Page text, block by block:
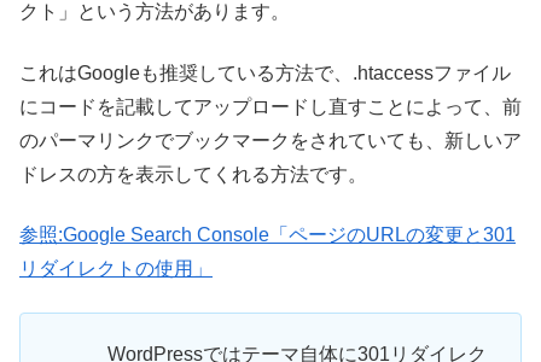
クト」という方法があります。
これはGoogleも推奨している方法で、.htaccessファイル
にコードを記載してアップロードし直すことによって、前
のパーマリンクでブックマークをされていても、新しいア
ドレスの方を表示してくれる方法です。
参照:Google Search Console「ページのURLの変更と301
リダイレクトの使用」
WordPressではテーマ自体に301リダイレク